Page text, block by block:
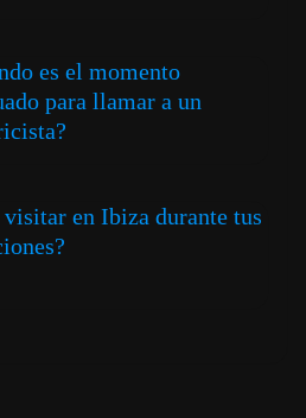
es el momento
para llamar a un
visitar en Ibiza durante tus